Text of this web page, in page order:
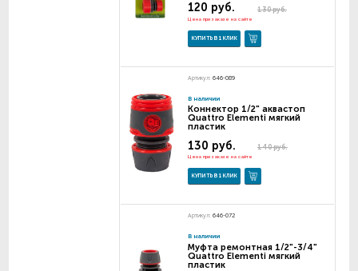
130 руб.
120 руб.
Цена при заказе на сайте
КУПИТЬ В 1 КЛИК
Артикул: 646-089
В наличии
Коннектор 1/2" аквастоп
Quattro Elementi мягкий
пластик
140 руб.
130 руб.
Цена при заказе на сайте
КУПИТЬ В 1 КЛИК
Артикул: 646-072
В наличии
Муфта ремонтная 1/2"-3/4"
Quattro Elementi мягкий
пластик